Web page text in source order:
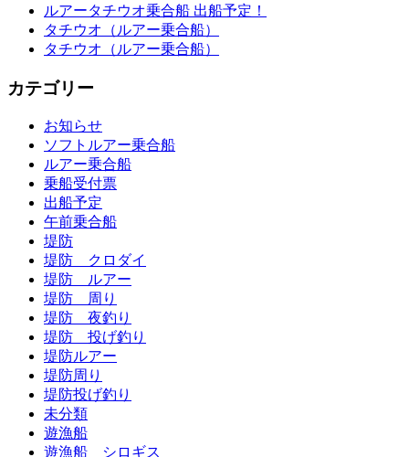
ルアータチウオ乗合船 出船予定！
タチウオ（ルアー乗合船）
タチウオ（ルアー乗合船）
カテゴリー
お知らせ
ソフトルアー乗合船
ルアー乗合船
乗船受付票
出船予定
午前乗合船
堤防
堤防 クロダイ
堤防 ルアー
堤防 周り
堤防 夜釣り
堤防 投げ釣り
堤防ルアー
堤防周り
堤防投げ釣り
未分類
遊漁船
遊漁船 シロギス